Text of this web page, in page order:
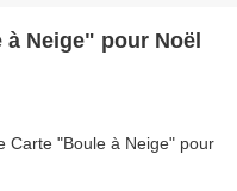
à Neige" pour Noël